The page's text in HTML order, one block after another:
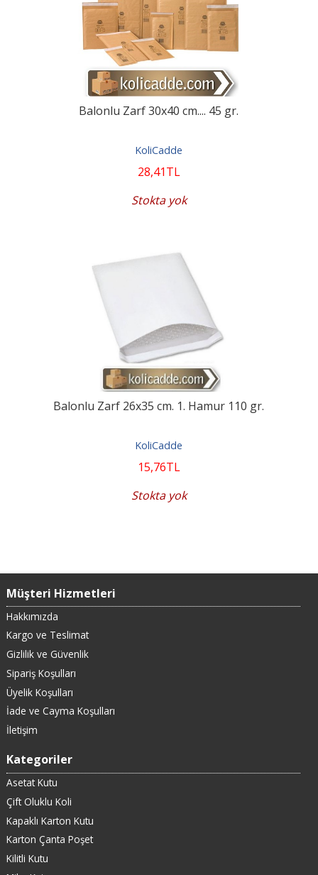
Balonlu Zarf 30x40 cm.... 45 gr.
KoliCadde
28,41TL
Stokta yok
Balonlu Zarf 26x35 cm. 1. Hamur 110 gr.
KoliCadde
15,76TL
Stokta yok
Müşteri Hizmetleri
Hakkımızda
Kargo ve Teslimat
Gizlilik ve Güvenlik
Sipariş Koşulları
Üyelik Koşulları
İade ve Cayma Koşulları
İletişim
Kategoriler
Asetat Kutu
Çift Oluklu Koli
Kapaklı Karton Kutu
Karton Çanta Poşet
Kilitli Kutu